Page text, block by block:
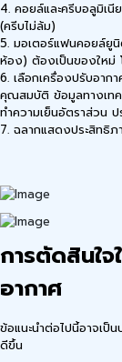
4. คอยล์และครีบอลูมิเนี
(ครีบไม่ล้ม)
5. มอเตอร์แฟนคอยล์ยู
ห้อง) ต้องเป็นของใหม่
6. เลือกเครื่องปรับอา
คุณสมบัติ ข้อมูลทางเทค
ทำความเย็นอัตราส่วน
7. ฉลากแสดงประสิทธิ
การตัดสินใ
อากาศ
ข้อแนะนำต่อไปนี้อาจเป็
ดีขึ้น